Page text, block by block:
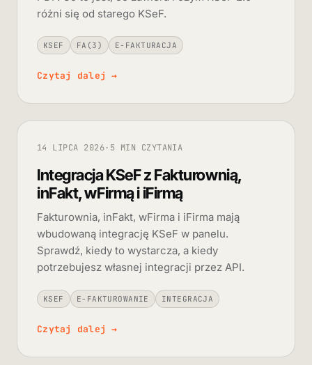
różni się od starego KSeF.
KSEF FA(3) E-FAKTURACJA
Czytaj dalej→
14 LIPCA 2026· 5 MIN CZYTANIA
Integracja KSeF z Fakturownią,
inFakt, wFirmą i iFirmą
Fakturownia, inFakt, wFirma i iFirma mają
wbudowaną integrację KSeF w panelu.
Sprawdź, kiedy to wystarcza, a kiedy
potrzebujesz własnej integracji przez API.
KSEF E-FAKTUROWANIE INTEGRACJA
Czytaj dalej→